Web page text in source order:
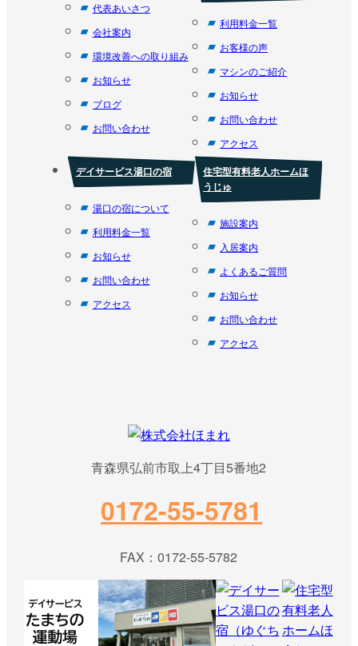
代表あいさつ
会社案内
環境改善への取り組み
お知らせ
ブログ
お問い合わせ
利用料金一覧
お客様の声
マシンのご紹介
お知らせ
お問い合わせ
アクセス
デイサービス湯口の宿
湯口の宿について
利用料金一覧
お知らせ
お問い合わせ
アクセス
住宅型有料老人ホームほ
うじゅ
施設案内
入居案内
よくあるご質問
お知らせ
お問い合わせ
アクセス
青森県弘前市取上4丁目5番地2
0172-55-5781
FAX：0172-55-5782